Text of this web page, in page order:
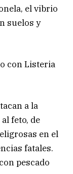
el vibrio
suelos y
con Listeria
a la
feto, de
en el
fatales.
pescado